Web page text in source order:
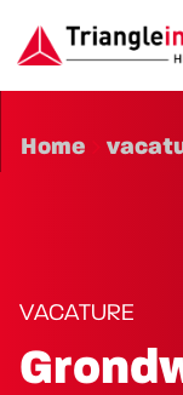
Home
VACATURE